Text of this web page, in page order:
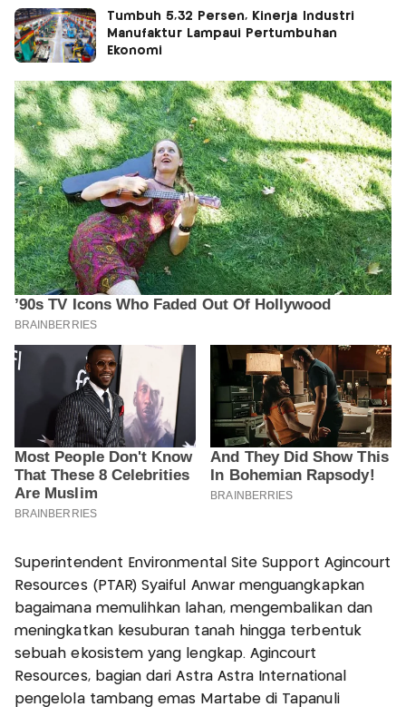
Tumbuh 5,32 Persen, Kinerja Industri
Manufaktur Lampaui Pertumbuhan
Ekonomi
Superintendent Environmental Site Support Agincourt
Resources (PTAR) Syaiful Anwar menguangkapkan
bagaimana memulihkan lahan, mengembalikan dan
meningkatkan kesuburan tanah hingga terbentuk
sebuah ekosistem yang lengkap. Agincourt
Resources, bagian dari Astra Astra International
pengelola tambang emas Martabe di Tapanuli